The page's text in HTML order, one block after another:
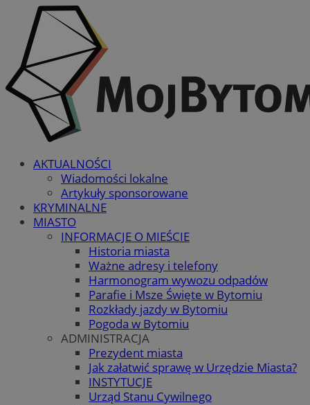
AKTUALNOŚCI
Wiadomości lokalne
Artykuły sponsorowane
KRYMINALNE
MIASTO
INFORMACJE O MIEŚCIE
Historia miasta
Ważne adresy i telefony
Harmonogram wywozu odpadów
Parafie i Msze Święte w Bytomiu
Rozkłady jazdy w Bytomiu
Pogoda w Bytomiu
ADMINISTRACJA
Prezydent miasta
Jak załatwić sprawę w Urzędzie Miasta?
INSTYTUCJE
Urząd Stanu Cywilnego